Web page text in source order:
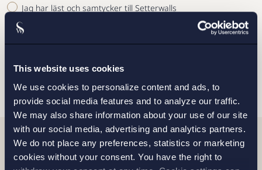
This website uses cookies
We use cookies to personalize content and ads, to
provide social media features and to analyze our traffic.
We may also share information about your use of our site
with our social media, advertising and analytics partners.
We do not place any preferences, statistics or marketing
cookies without your consent. You have the right to
Jag har läst och samtycker till Setterwalls
personuppgiftspolicy
SKICKA